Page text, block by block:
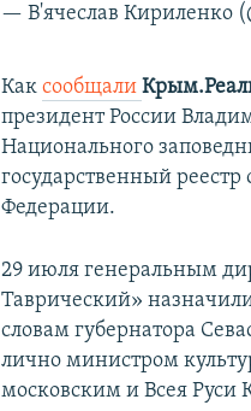
— В'ячеслав Кириленко
Каксообщали
президент России
Национального
государственный реестр
Федерации.
29 июля генеральным
Таврический»
словам губернатора
лично министром
московским и Всея